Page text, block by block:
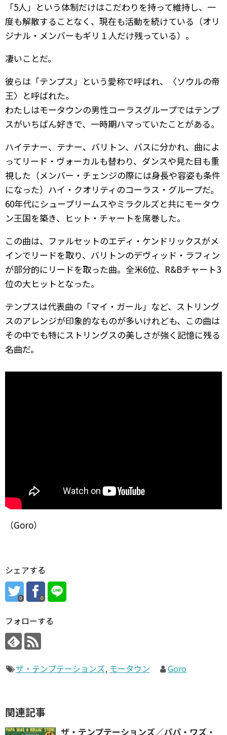
「5人」という体制だけはこだわりを持って維持し、一
度も解散することなく、現在も活動を続けている（オリ
ジナル・メンバーもギリ１人だけ残っている）。
凄いことだ。
彼らは「テンプス」という愛称で呼ばれ、〈ソウルの帝
王〉と呼ばれた。
わたしはモータウンの男性コーラスグループではテンプ
スがいちばん好きで、一時期ハマっていたことがある。
ハイテナー、テナー、バリトン、バスに分かれ、曲によ
ってリード・ヴォーカルも替わり、ダンスや見た目も重
視した（メンバー・チェンジの際には身長や容姿も条件
になった）ハイ・クオリティのコーラス・グループだ。
60年代にシュープリームスやミラクルズと共にモータウ
ン王国を築き、ヒット・チャートを席巻した。
この曲は、ファルセットのエディ・ケンドリックスがメ
インでリードを取り、バリトンのデヴィッド・ラフィン
が部分的にリードを取った曲。全米6位、R&Bチャート3
位の大ヒットとなった。
テンプスは代表曲の「マイ・ガール」など、ストリング
スのアレンジが印象的なものが多いけれども、この曲は
その中でも特にストリングスの美しさが強く記憶に残る
名曲だ。
（Goro）
シェアする
0 0
フォローする
ザ・テンプテーションズ, モータウン Goro
関連記事
ザ・テンプテーションズ／パパ・ワズ・